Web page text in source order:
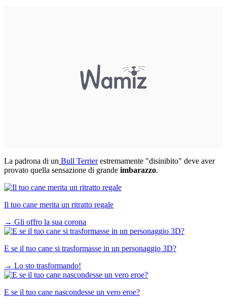
La padrona di un Bull Terrierestremamente "disinibito" deve aver
provato quella sensazione di grande imbarazzo.
Il tuo cane merita un ritratto regale
→ Gli offro la sua corona
E se il tuo cane si trasformasse in un personaggio 3D?
→ Lo sto trasformando!
E se il tuo cane nascondesse un vero eroe?